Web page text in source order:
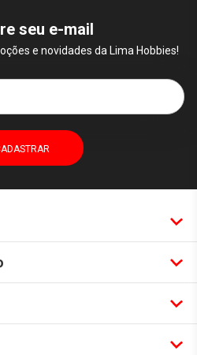
seu e-mail
e novidades da Lima Hobbies!